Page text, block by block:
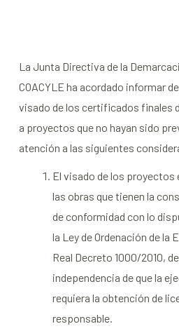
La Junta Directiva de la
COACYLE ha acordado informar
visado de los certificados finales
a proyectos que no hayan sido
atención a las siguientes
El visado de los
las obras que tienen la
de conformidad con lo
la Ley de Ordenación de la
Real Decreto 1000/2010,
independencia de que la
requiera la obtención de
responsable.